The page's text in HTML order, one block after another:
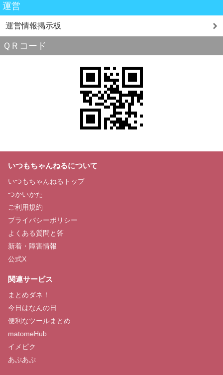
運営
運営情報掲示板
ＱＲコード
いつもちゃんねるについて
いつもちゃんねるトップ
つかいかた
ご利用規約
プライバシーポリシー
よくある質問と答
新着・障害情報
公式X
関連サービス
まとめダネ！
今日はなんの日
便利なツールまとめ
matomeHub
イメピク
あぷあぷ